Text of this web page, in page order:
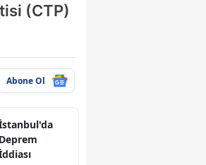
(CTP)
Abone Ol
Deprem